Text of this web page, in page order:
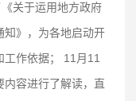
关于运用地方政府
知》，为各地启动开
工作依据； 11月11
内容进行了解读，直